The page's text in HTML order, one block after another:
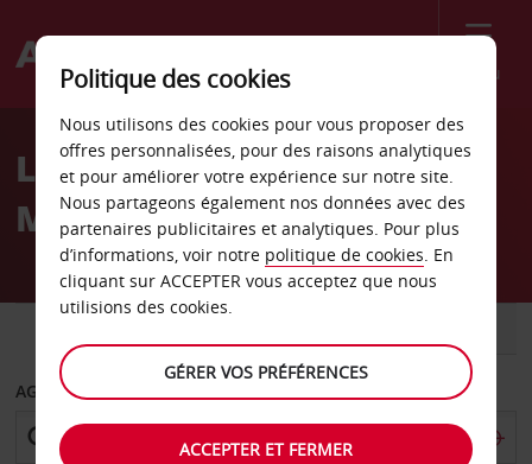
Menu
Welcome
AvisLocation de voiture
Merano
AGENCE DE DÉPART
Politique des cookies
Nous utilisons des cookies pour vous proposer des
offres personnalisées, pour des raisons analytiques
et pour améliorer votre expérience sur notre site.
Nous partageons également nos données avec des
partenaires publicitaires et analytiques. Pour plus
d’informations, voir notre politique de cookies. En
cliquant sur ACCEPTER vous acceptez que nous
utilisions des cookies.
GÉRER VOS PRÉFÉRENCES
ACCEPTER ET FERMER